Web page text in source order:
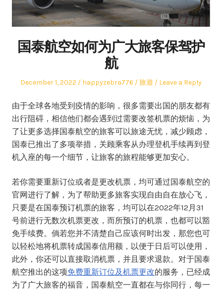
国泰航空如何为广大旅客保驾护
航
Posted
December 1, 2022 Author
happyzebra776
Posted
旅遊 Leave a Reply
由于全球各地受到疫情的影响，很多需要出国的朋友都有
出行阻碍，相信他们都会遇到过需要改签机票的烦恼，为
了让更多选择国泰航空的旅客可以旅途无忧，减少顾虑，
国泰已推出了多项举措，关顾乘客从办理登机手续再到登
机入座的每一个细节，让旅客的旅程能够更加安心。
若你需要重新订位或者是更改机票，均可通过国泰航空的
官网进行了解，为了帮助更多旅客实现自由自在放心飞，
只要是在国泰预订机票的旅客，均可以在2022年12月31
号前进行无数次机票更改，而所预订的机票，也都可以豁
免手续费。倘若您并不清楚自己应该何时出发，那您也可
以轻松地将机票转成国泰信用额，以便于日后可以使用，
此外，你还可以直接取消机票，并且要求退款。对于国泰
航空推出的这项免费重新订位及机票更改的服务，已经成
为了广大旅客的福音，国泰航空一直都在与你同行，每一